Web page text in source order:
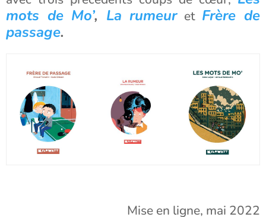
mots de Mo’, La rumeuret Frère de
passage.
Mise en ligne, mai 2022